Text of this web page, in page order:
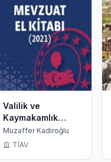
Valilik ve
Kaymakamlık
Birimleri Mevzuat
El Kitabı
Muzaffer Kadiroğlu
TİAV